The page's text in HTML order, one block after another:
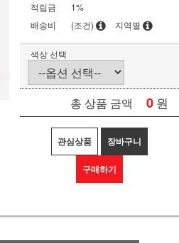
적립금
1%
배송비
(조건) 지역별
색상 선택
총 상품 금액 0 원
관심상품 장바구니
구매하기